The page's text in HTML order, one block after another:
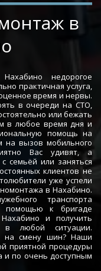
в
недорогое
практичная услуга,
время и нервы.
в очереди на СТО,
или бежать
в любое время дня и
помощь на
вызов мобильного
Вас удивят, а
семьёй или заняться
клиентов не
уже успели
в Нахабино.
транспорта
помощью к бригаде
и получить
в любой ситуации.
на смену шин? Наши
приятной процедуры
и по очень доступным